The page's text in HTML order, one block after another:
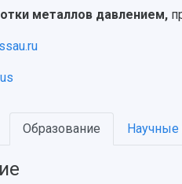
металлов давлением,
Образование Научные